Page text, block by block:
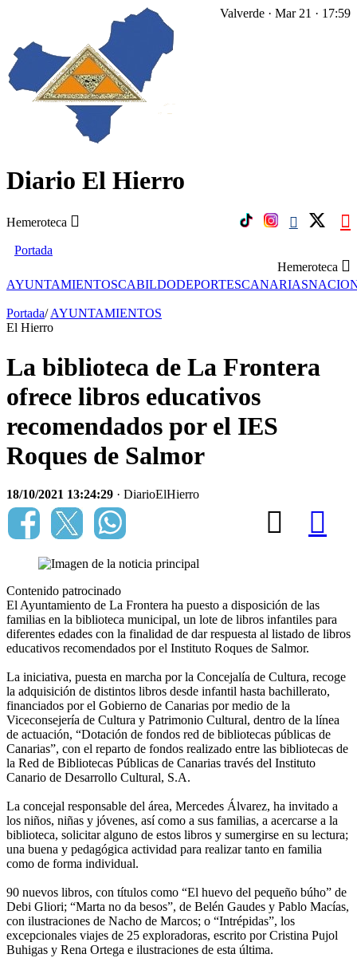
Diario El Hierro
Hemeroteca
Valverde · Mar 21 · 17:59
Portada
Hemeroteca
AYUNTAMIENTOSCABILDODEPORTESCANARIAS
Portada/AYUNTAMIENTOS
El Hierro
La biblioteca de La Frontera
ofrece libros educativos
recomendados por el IES
Roques de Salmor
18/10/2021 13:24:29 · DiarioElHierro
Contenido patrocinado
El Ayuntamiento de La Frontera ha puesto a disposición de las
familias en la biblioteca municipal, un lote de libros infantiles para
diferentes edades con la finalidad de dar respuesta al listado de libros
educativos recomendados por el Instituto Roques de Salmor.
La iniciativa, puesta en marcha por la Concejalía de Cultura, recoge
la adquisición de distintos libros desde infantil hasta bachillerato,
financiados por el Gobierno de Canarias por medio de la
Viceconsejería de Cultura y Patrimonio Cultural, dentro de la línea
de actuación, “Dotación de fondos red de bibliotecas públicas de
Canarias”, con el reparto de fondos realizado entre las bibliotecas de
la Red de Bibliotecas Públicas de Canarias través del Instituto
Canario de Desarrollo Cultural, S.A.
La concejal responsable del área, Mercedes Álvarez, ha invitado a
los niños, niñas y jóvenes, así como a sus familias, a acercarse a la
biblioteca, solicitar alguno de estos libros y sumergirse en su lectura;
una buena y pedagógica actividad para realizar tanto en familia
como de forma individual.
90 nuevos libros, con títulos como “El huevo del pequeño búho” de
Debi Gliori; “Marta no da besos”, de Belén Gaudes y Pablo Macías,
con ilustraciones de Nacho de Marcos; o “Intrépidas”, los
excepcionales viajes de 25 exploradoras, escrito por Cristina Pujol
Buhigas y Rena Ortega e ilustraciones de esta última.